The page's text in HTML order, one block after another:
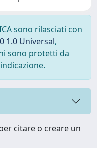
sono rilasciati con
1.0 Universal,
sono protetti da
citare o creare un